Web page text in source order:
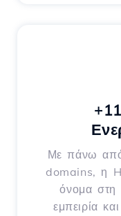
Με πάνω
domains, η
όνομα στη
εμπειρία